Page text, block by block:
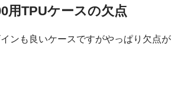
用TPUケースの欠点
ンも良いケースですがやっぱり欠点が